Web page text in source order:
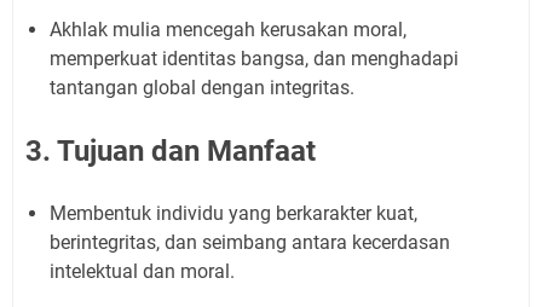
Akhlak mulia mencegah kerusakan moral,
memperkuat identitas bangsa, dan menghadapi
tantangan global dengan integritas.
3. Tujuan dan Manfaat
Membentuk individu yang berkarakter kuat,
berintegritas, dan seimbang antara kecerdasan
intelektual dan moral.